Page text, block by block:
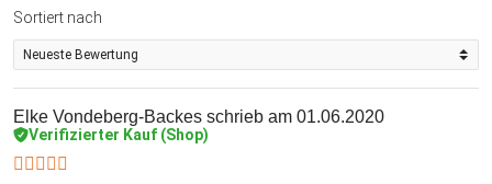
Sortiert nach
Elke Vondeberg-Backes schrieb am 01.06.2020
Verifizierter Kauf (Shop)